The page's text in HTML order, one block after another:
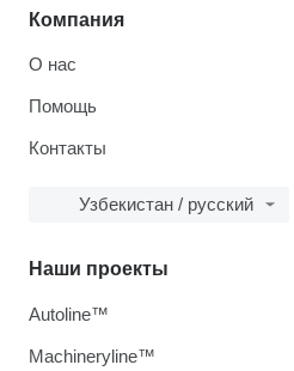
Компания
О нас
Помощь
Контакты
Узбекистан / русский
Наши проекты
Autoline™
Machineryline™